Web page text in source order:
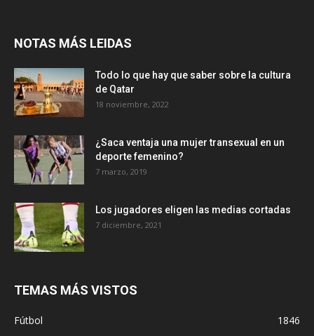
NOTAS MÁS LEIDAS
Todo lo que hay que saber sobre la cultura
de Qatar
18 noviembre, 2022
¿Saca ventaja una mujer transexual en un
deporte femenino?
7 marzo, 2019
Los jugadores eligen las medias cortadas
7 diciembre, 2021
TEMAS MÁS VISTOS
Fútbol
1846